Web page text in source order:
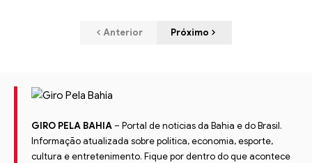
Anterior Próximo
GIRO PELA BAHIA– Portal de notícias da Bahia e do Brasil.
Informação atualizada sobre política, economia, esporte,
cultura e entretenimento. Fique por dentro do que acontece